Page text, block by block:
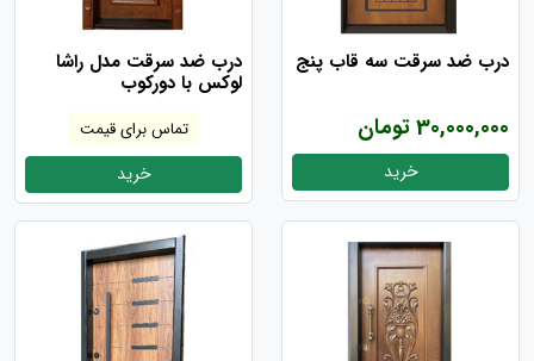
درب ضد سرقت سه قاب پنج
30,000,000 تومان
خرید
درب ضد سرقت مدل راشا
لوکس با دورکوب
تماس برای قیمت
خرید